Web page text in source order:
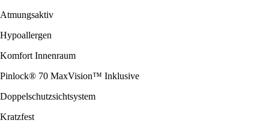
Atmungsaktiv
Hypoallergen
Komfort Innenraum
Pinlock® 70 MaxVision™ Inklusive
Doppelschutzsichtsystem
Kratzfest